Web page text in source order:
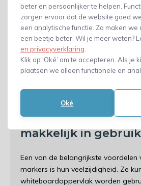
beter en persoonlijker te helpen.
zorgen ervoor dat de website goed
een analytische functie. Zo maken we
een beetje beter. Wil je meer weten?
en privacyverklaring
Klik op ‘Oké’ om te accepteren. Als je
plaatsen we alleen functionele en
Oké
Whiteboard markerszijn een
kantoor- of schoolomgeving. Ze
ontworpen voor gebruik op
om heldere en levendige notities te
gemakkelijk leesbaar zijn vanaf
hun unieke inktformule drogen ze
keer op keer opnieuw kunt gebruiken.
makkelijk in gebruik
Een van de belangrijkste
markers is hun veelzijdigheid. Ze
whiteboardoppervlak worden